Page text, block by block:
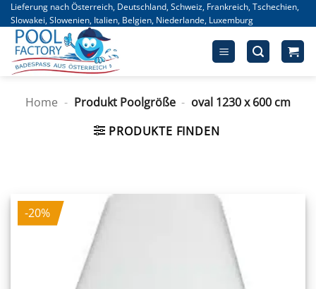
Zum
Inhalt
springen
Lieferung nach Österreich, Deutschland, Schweiz, Frankreich, Tschechien,
Slowakei, Slowenien, Italien, Belgien, Niederlande, Luxemburg
Home - Produkt Poolgröße - oval 1230 x 600 cm
PRODUKTE FINDEN
-20%